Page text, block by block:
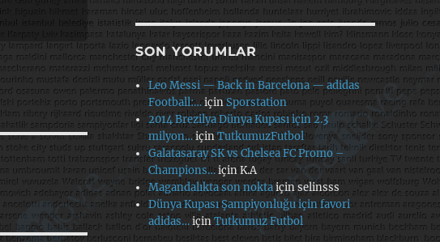
SON YORUMLAR
Leo Messi — Back in Barcelona — adidas
Football:…içinSporstation
2014 Brezilya Dünya Kupası için 2.3
milyon…içinTutkumuzFutbol
Galatasaray SK vs Chelsea FC Promo –
Champions…içinK.A
Magandalıkta son noktaiçinselinsss
Dünya Kupası Şampiyonluğu için favori
adidas…içinTutkumuz Futbol